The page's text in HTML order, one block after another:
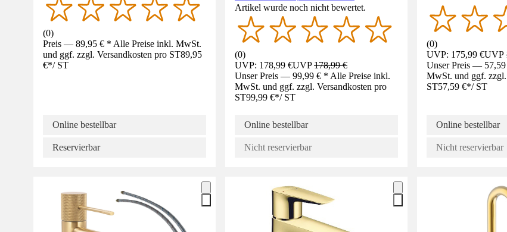
(0)
Preis — 89,95 € * Alle Preise inkl. MwSt.
und ggf. zzgl. Versandkosten pro ST89,95
€*/ ST
Online bestellbar
Reservierbar
Artikel wurde noch nicht bewertet.
(0)
UVP: 178,99 €UVP178,99 €
Unser Preis — 99,99 € * Alle Preise inkl.
MwSt. und ggf. zzgl. Versandkosten pro
ST99,99 €*/ ST
Online bestellbar
Nicht reservierbar
(0)
UVP: 175,99 €UVP
Unser Preis —
MwSt. und ggf.
ST57,59 €*/ ST
Online bestellbar
Nicht reservierbar